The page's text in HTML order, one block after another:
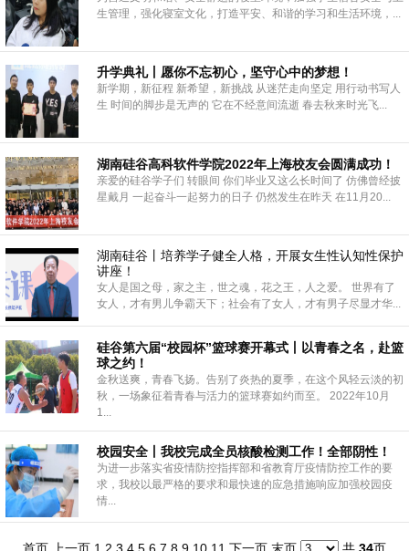
生管理，强化寝室文化，打造平安、和谐的学习和生活环境，...
升学典礼丨愿你不忘初心，坚守心中的梦想！
新学期，新征程 新希望，新挑战 从迷茫走向坚定 用行动书写人
生 时间的脚步是无声的 它在不经意间流逝 春去秋来时光飞...
湖南硅谷高科软件学院2022年上海校友会圆满成功！
亲爱的硅谷学子们 转眼间 你们毕业又这么长时间了 仿佛曾经披
星戴月 一起奋斗一起努力的日子 仍然发生在昨天 在11月20...
湖南硅谷丨培养学子健全人格，开展女生性认知性保护
讲座！
女人是国之母，家之主，世之魂，花之王，人之爱。 世界有了
女人，才有男儿争霸天下；社会有了女人，才有男子尽显才华...
硅谷第六届“校园杯”篮球赛开幕式丨以青春之名，赴篮
球之约！
金秋送爽，青春飞扬。告别了炎热的夏季，在这个风轻云淡的初
秋，一场象征着青春与活力的篮球赛如约而至。 2022年10月
1...
校园安全丨我校完成全员核酸检测工作！全部阴性！
为进一步落实省疫情防控指挥部和省教育厅疫情防控工作的要
求，我校以最严格的要求和最快速的应急措施响应加强校园疫
情...